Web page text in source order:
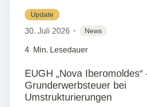
Update
30. Juli 2026 News
4 Min. Lesedauer
EUGH „Nova
Grunderwerbsteuer bei
Umstrukturierungen